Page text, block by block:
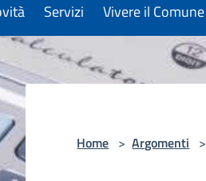
Servizi Vivere il Comune
Home > Argomenti >